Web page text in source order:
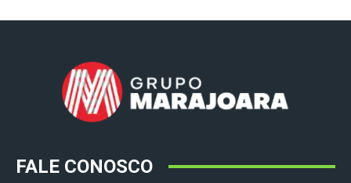
FALE CONOSCO